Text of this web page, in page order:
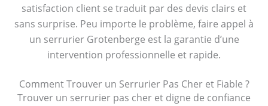
satisfaction client se traduit par des devis clairs et
sans surprise. Peu importe le problème, faire appel à
un serrurier Grotenberge est la garantie d’une
intervention professionnelle et rapide.
Comment Trouver un Serrurier Pas Cher et Fiable ?
Trouver un serrurier pas cher et digne de confiance